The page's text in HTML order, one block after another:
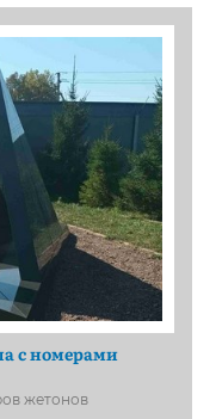
с номерами
жетонов